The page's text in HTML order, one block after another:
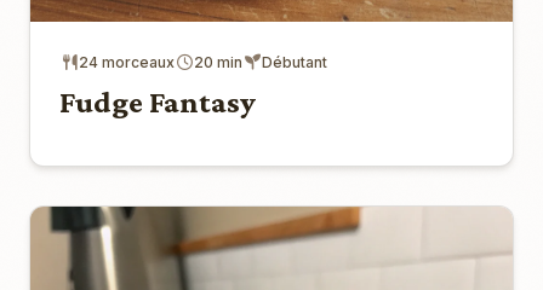
24 morceaux 20 min Débutant
Fudge Fantasy